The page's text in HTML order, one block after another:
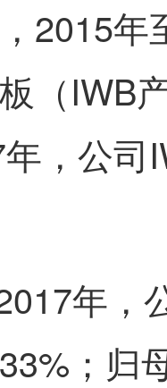
2015
（IWB
，公
年，
；归